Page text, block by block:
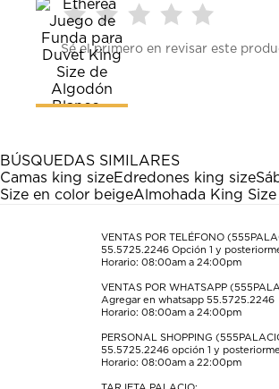
Seleccionar
para
calificar
el
artículo
estrella
Esta
acción
abrirá
formulario
Seleccionar
para
calificar
el
artículo
estrellas.
Esta
acción
abrirá
formulario
de
para
artículo
estrellas.
Esta
acción
abrirá
formulario
de
para
estrellas.
Esta
acción
abrirá
formulario
de
para
Esta
acción
abrirá
formulario
de
envío.
Sé el primero en revisar este
BÚSQUEDAS SIMILARES
Camas king sizeEdredones king size
Size en color beigeAlmohada King Size
VENTAS POR TELÉFONO
55.5725.2246 Opción 1 y
Horario: 08:00am a 24:00pm
VENTAS POR WHATSAPP
Agregar en whatsapp 55.5725.2246
Horario: 08:00am a 24:00pm
PERSONAL SHOPPING
55.5725.2246 opción 1 y
Horario: 08:00am a 22:00pm